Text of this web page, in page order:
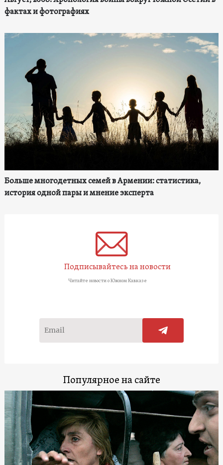
фактах и фотографиях
Больше многодетных семей в Армении: статистика,
история одной пары и мнение эксперта
Подписывайтесь на новости
Читайте новости о Южном Кавказе
Популярное на сайте